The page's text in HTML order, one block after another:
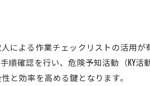
定期的な建設機械清掃が故障予防に
建設機械のメンテナンスと清掃の関係
清掃不足が建設機械の性能に及ぼすリ
による作業チェックリストの活用
確認を行い、危険予知活動（KY活
と効率を高める鍵となります。